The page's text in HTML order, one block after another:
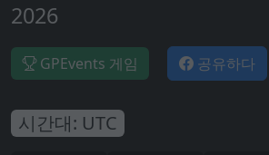
2026
GPEvents 게임 공유하다
시간대: UTC